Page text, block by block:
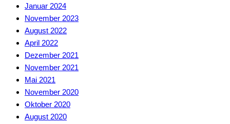
Januar 2024
November 2023
August 2022
April 2022
Dezember 2021
November 2021
Mai 2021
November 2020
Oktober 2020
August 2020